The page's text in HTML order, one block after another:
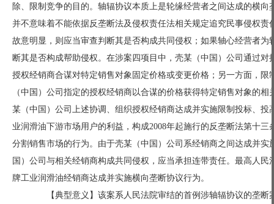
除、限制竞争的目的。轴辐协议本质上是轮缘经营者之间达成的横
并不意味着不能依据反垄断法及侵权责任法相关规定追究民事侵权
故意明显，则应当审查判断其是否构成共同侵权；如果轴心经营者
断其是否构成帮助侵权。在涉案四项目中，壳某（中国）公司通过
授权经销商合谋对特定销售对象固定价格或变更价格；另一方面，
（中国）公司指定的授权经销商以合谋的价格获得特定销售对象的
某（中国）公司上述协调、组织授权经销商达成并实施限制投标、
业润滑油下游市场用户的利益，构成2008年起施行的反垄断法第十
分割销售市场的行为。由于壳某（中国）公司系经销商之间达成并
国）公司与相关经销商构成共同侵权，应当承担连带责任。最高人
牌工业润滑油经销商达成并实施横向垄断协议行为。
【典型意义】该案系人民法院审结的首例涉轴辐协议的垄断